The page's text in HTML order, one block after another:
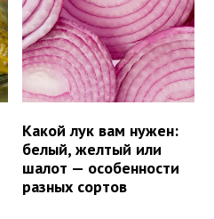
Какой лук вам нужен:
белый, желтый или
шалот — особенности
разных сортов